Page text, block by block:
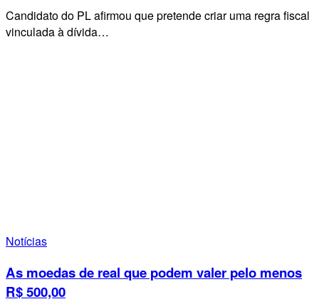
Candidato do PL afirmou que pretende criar uma regra fiscal
vinculada à dívida…
Notícias
As moedas de real que podem valer pelo menos
R$ 500,00